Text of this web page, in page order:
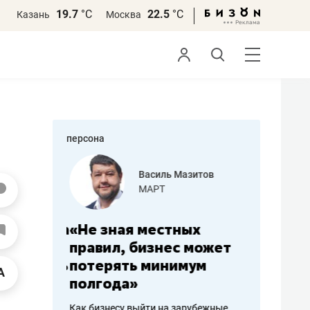
Казань 19.7 °С Москва 22.5 °С
персона
работа
Василь Мазитов
МАРТ
«Не зная местных
правил, бизнес может
потерять минимум
полгода»